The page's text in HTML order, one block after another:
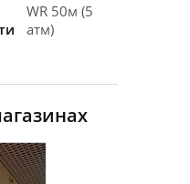
WR 50м (5
атм)